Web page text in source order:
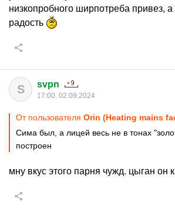
низкопробного ширпотреба привез,
радость
S svpn
17:00, 02.09.2024
От пользователя Orin (Heating mains
Сима был, а лицей весь не в тонах
построен
мну вкус этого парня чужд. цыган он